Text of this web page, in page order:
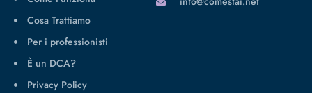
Cosa Trattiamo
Per i professionisti
È un DCA?
Privacy Policy